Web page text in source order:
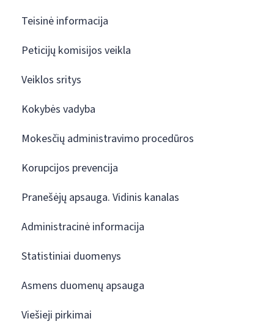
Teisinė informacija
Peticijų komisijos veikla
Veiklos sritys
Kokybės vadyba
Mokesčių administravimo procedūros
Korupcijos prevencija
Pranešėjų apsauga. Vidinis kanalas
Administracinė informacija
Statistiniai duomenys
Asmens duomenų apsauga
Viešieji pirkimai